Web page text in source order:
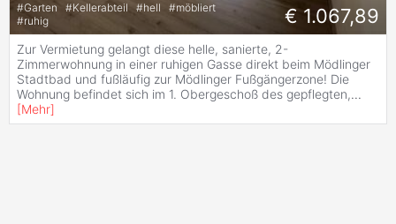
#Garten #Kellerabteil #hell #möbliert
#ruhig € 1.067,89
Zur Vermietung gelangt diese helle, sanierte, 2-
Zimmerwohnung in einer ruhigen Gasse direkt beim Mödlinger
Stadtbad und fußläufig zur Mödlinger Fußgängerzone! Die
Wohnung befindet sich im 1. Obergeschoß des gepflegten,...
[Mehr]